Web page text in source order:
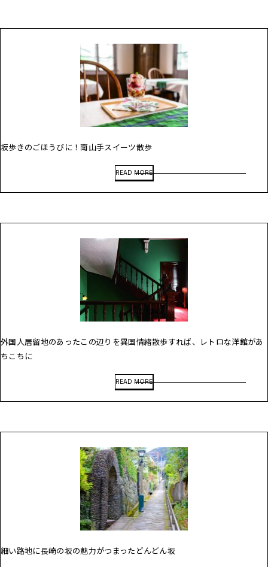
坂歩きのごほうびに！南山手スイーツ散歩
READ MORE
外国人居留地のあったこの辺りを異国情緒散歩すれば、レトロな洋館があ
ちこちに
READ MORE
細い路地に長崎の坂の魅力がつまったどんどん坂